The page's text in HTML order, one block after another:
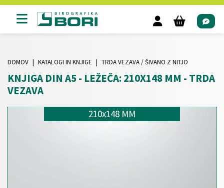
DOMOV KATALOGI IN KNJIGE TRDA VEZAVA / ŠIVANO Z NITJO
KNJIGA DIN A5 - LEŽEČA: 210X148 MM - TRDA
VEZAVA
210x148 MM